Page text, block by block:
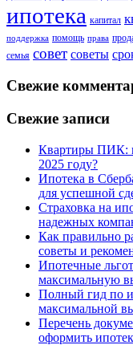
ипотека капитал
поддержка помощь права
семья совет советы
Свежие
Свежие записи
Квартиры ПИК:
2025 году?
Ипотека в
для успешной
Страховка на
надежных
Как правильно
советы и
Ипотечные
максимальную
Полный гид по
максимальной
Перечень
оформить